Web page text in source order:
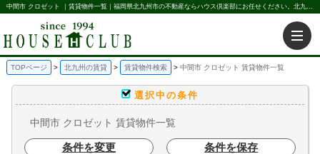
中間市 クロゼット ｜賃貸物件一覧｜福岡県北九州市の不動産ならハウス倶楽部にお任せください。北九州の賃貸・売買・不動産買取などを不動産に関することならなんでもお任せ。
TOPページ 北九州の賃貸 賃貸物件検索 中間市 クロゼット 賃貸物件一覧
選択中の条件
中間市 クロゼット 賃貸物件一覧
条件を変更 条件を保存